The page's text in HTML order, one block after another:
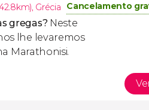
, Grécia Cancelamento
gregas? Neste
lhe levaremos
Marathonisi.